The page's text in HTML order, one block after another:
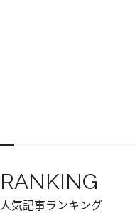
RANKING
人気記事ランキング